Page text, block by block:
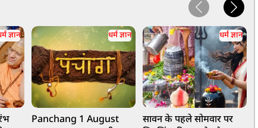
ज्ञान धर्म ज्ञान
Panchang 1 August
धर्म ज्ञान
सावन के पहले सोमवार पर